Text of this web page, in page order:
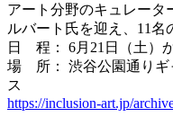
アート分野のキュレータ
ルバート氏を迎え、11名
日 程： 6月21日（土）
場 所： 渋谷公園通りギ
ス
https://inclusion-art.jp/